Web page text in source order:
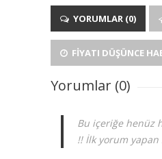
YORUMLAR (0)
FIYATI DÜŞÜNCE
Yorumlar (0)
Bu içeriğe henüz
!! İlk yorum yapan